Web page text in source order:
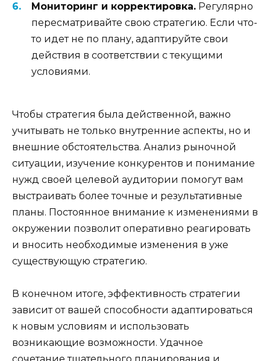
Мониторинг и корректировка. Регулярно
пересматривайте свою стратегию. Если что-
то идет не по плану, адаптируйте свои
действия в соответствии с текущими
условиями.
Чтобы стратегия была действенной, важно
учитывать не только внутренние аспекты, но и
внешние обстоятельства. Анализ рыночной
ситуации, изучение конкурентов и понимание
нужд своей целевой аудитории помогут вам
выстраивать более точные и результативные
планы. Постоянное внимание к изменениями в
окружении позволит оперативно реагировать
и вносить необходимые изменения в уже
существующую стратегию.
В конечном итоге, эффективность стратегии
зависит от вашей способности адаптироваться
к новым условиям и использовать
возникающие возможности. Удачное